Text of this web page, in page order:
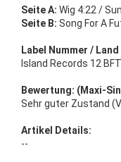
Seite A: Wig 4:22 /
Seite B: Song For A
Label Nummer /
Island Records 12
Bewertung: (Maxi-
Sehr guter Zustand
Artikel Details:
--